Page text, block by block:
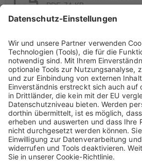
PDF, 74 KB
[ Download ]
Entsprechenserklärung 2022
PDF, 166 KB
[ Download ]
Entsprechenserklärung 2021
PDF, 168 KB
[ Download ]